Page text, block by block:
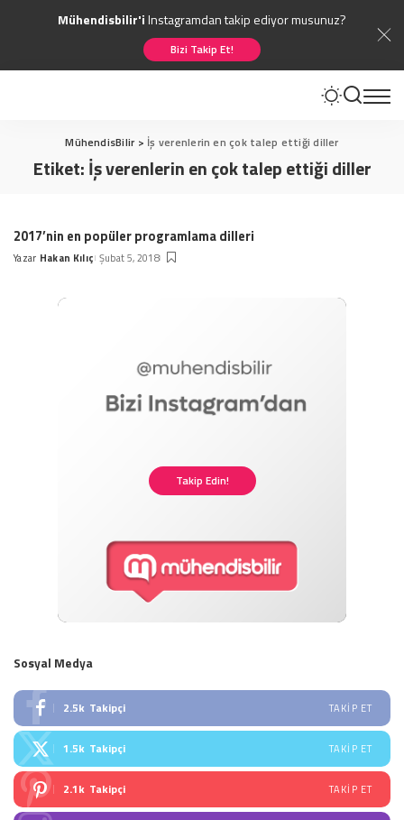
Mühendisbilir'iInstagramdan takip ediyor musunuz?
Bizi Takip Et!
MühendisBilir > İş verenlerin en çok talep ettiği diller
Etiket:İş verenlerin en çok talep ettiği diller
2017’nin en popüler programlama dilleri
Posted
Yazar Hakan Kılıç Şubat 5, 2018
Takip Edin!
Sosyal Medya
2.5k Takipçi TAKIP ET
1.5k Takipçi TAKIP ET
2.1k Takipçi TAKIP ET